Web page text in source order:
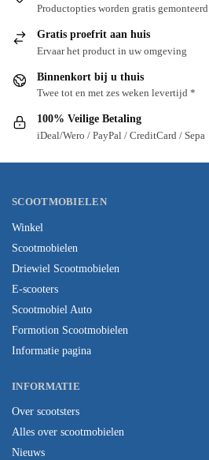
Productopties worden gratis gemonteerd
Gratis proefrit aan huis
Ervaar het product in uw omgeving
Binnenkort bij u thuis
Twee tot en met zes weken levertijd *
100% Veilige Betaling
iDeal/Wero / PayPal / CreditCard / Sepa
SCOOTMOBIELEN
Winkel
Scootmobielen
Driewiel Scootmobielen
E-scooters
Scootmobiel Auto
Formotion Scootmobielen
Informatie pagina
INFORMATIE
Over scootsters
Alles over scootmobielen
Nieuws